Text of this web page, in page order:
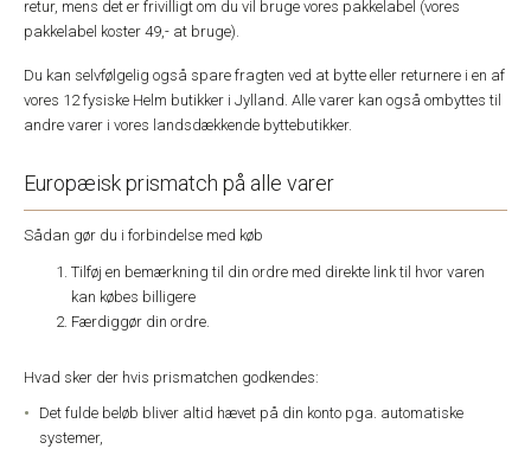
retur, mens det er frivilligt om du vil bruge vores pakkelabel (vores
pakkelabel koster 49,- at bruge).
Du kan selvfølgelig også spare fragten ved at bytte eller returnere i en af
vores 12 fysiske Helm butikker i Jylland. Alle varer kan også ombyttes til
andre varer i vores landsdækkende byttebutikker.
Europæisk prismatch på alle varer
Sådan gør du i forbindelse med køb
Tilføj en bemærkning til din ordre med direkte link til hvor varen
kan købes billigere
Færdiggør din ordre.
Hvad sker der hvis prismatchen godkendes:
Det fulde beløb bliver altid hævet på din konto pga. automatiske
systemer,